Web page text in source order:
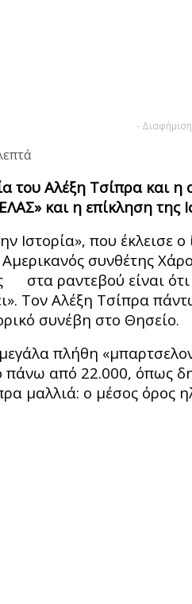
-
του Αλέξη Τσίπρα και η
και η επίκληση της
Ιστορία», που έκλεισε
συνθέτης
στα ραντεβού είναι ότι
Τον Αλέξη Τσίπρα
συνέβη στο Θησείο.
πλήθη
πάνω από 22.000, όπως
μαλλιά: ο μέσος όρος